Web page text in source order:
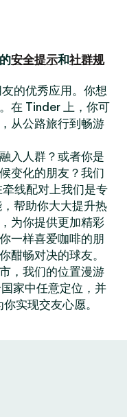
安全提示和社群规
的优秀应用。你想
在 Tinder 上，你可
从公路旅行到畅游
入人群？或者你是
变化的朋友？我们
线配对上我们是专
帮助你大大提升热
为你提供更加精彩
一样喜爱咖啡的朋
酣畅对决的球友。
，我们的位置漫游
家中任意定位，并
实现交友心愿。